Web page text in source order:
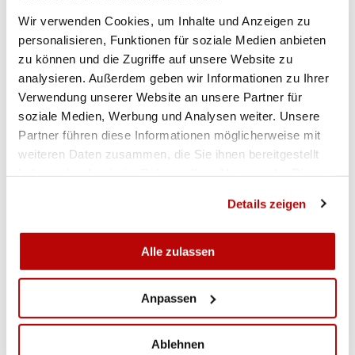
Wir verwenden Cookies, um Inhalte und Anzeigen zu
personalisieren, Funktionen für soziale Medien anbieten
zu können und die Zugriffe auf unsere Website zu
analysieren. Außerdem geben wir Informationen zu Ihrer
Verwendung unserer Website an unsere Partner für
soziale Medien, Werbung und Analysen weiter. Unsere
Partner führen diese Informationen möglicherweise mit
weiteren Daten zusammen, die Sie ihnen bereitgestellt
Details zeigen
Alle zulassen
Anpassen
Ablehnen
Final Pistole 25m Frauen